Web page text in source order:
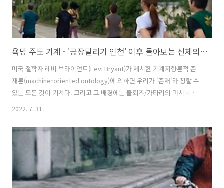
욕망 주도 기계 - '공장달리기 인천' 이후 돌아보는 신체의 기계성
미국 철학자 레비 브라이언트(Levi Bryant)가 제시한 기계지향론적 존
재론(machine-oriented ontology)에 의하면 우리가 '존재'라 칭할 수
있는 모든 것이 기계다. 그리고 그 배경에는 들뢰즈/가타리의 머시니즘
(machinism)이 놓여있다. 이것은 작동하는 모든 것이 기계(machine)라
기계, 우리가 평상시 기계라 부르는 바로 그 비생명체들의 작동 원리를
일컫는 메커니즘(mechanism)과는 구분하기 위해서 도입된 명칭이 바
로 머시니즘이다. 이 이론은 입이나 항문이 어째서 기계인지를 예로 드는
데, 어떤 유기적 흐름에 개입하여 그것을 절단하거나 채취하는 것이 곧
기계라는 정의가 따른다. 이 주장에서 반복적으로..
2022. 7. 31.